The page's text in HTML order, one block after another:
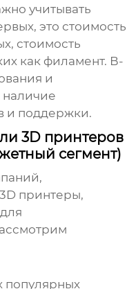
учитывать
это стоимость
стоимость
как филамент. В-
и
наличие
и поддержки.
3D принтеров
сегмент)
принтеры,
популярных